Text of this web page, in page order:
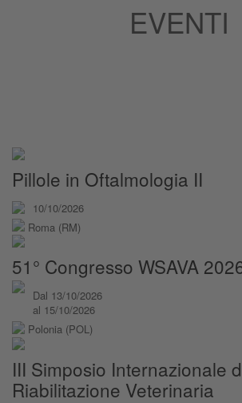
EVENTI
Pillole in Oftalmologia II
10/10/2026
Roma (RM)
51° Congresso WSAVA
Dal 13/10/2026
al 15/10/2026
Polonia (POL)
III Simposio Internazionale
Riabilitazione Veterinaria